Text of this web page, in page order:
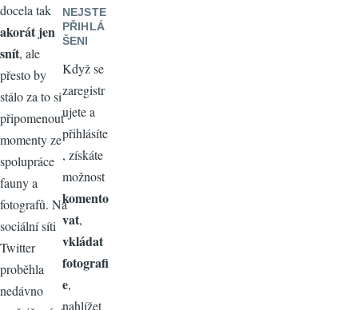
docela tak
akorát jen
snít, ale
přesto by
stálo za to si
připomenout
momenty ze
spolupráce
fauny a
fotografů. Na
sociální síti
Twitter
proběhla
nedávno
NEJSTE
PŘIHLÁ
ŠENI
Když se
zaregistr
ujete a
přihlásíte
, získáte
možnost
komento
vat,
vkládat
fotografi
e,
nahlížet